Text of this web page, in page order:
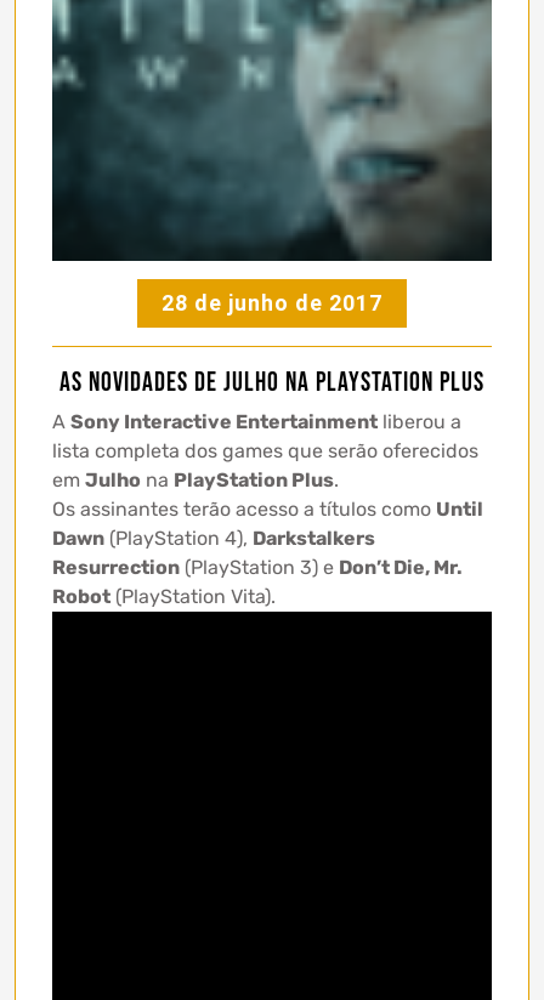
28 de junho de 2017
As novidades de Julho na PlayStation Plus
A Sony Interactive Entertainment liberou a
lista completa dos games que serão oferecidos
em Julho na PlayStation Plus.
Os assinantes terão acesso a títulos como Until
Dawn (PlayStation 4), Darkstalkers
Resurrection (PlayStation 3) e Don’t Die, Mr.
Robot (PlayStation Vita).